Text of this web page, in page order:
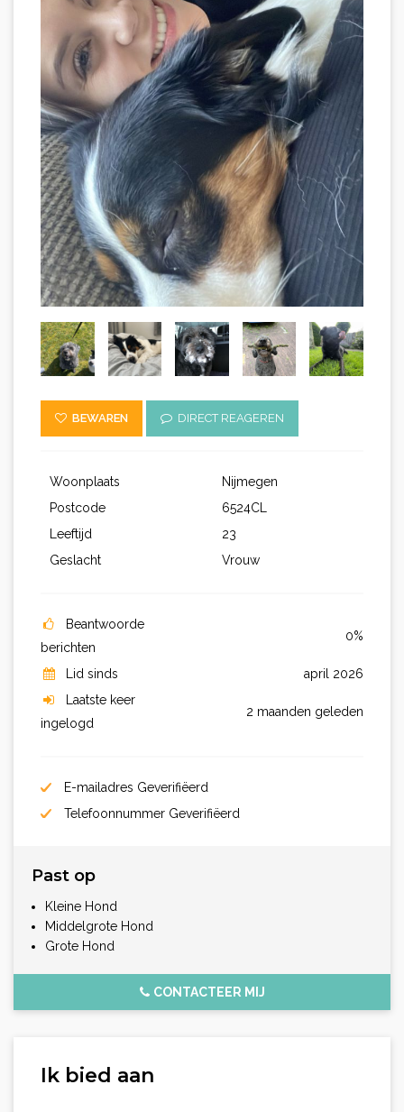
BEWAREN DIRECT REAGEREN
Woonplaats
Nijmegen
Postcode
6524CL
Leeftijd
23
Geslacht
Vrouw
Beantwoorde
berichten
0%
Lid sinds
april 2026
Laatste keer
ingelogd
2 maanden geleden
E-mailadres Geverifiëerd
Telefoonnummer Geverifiëerd
Past op
Kleine Hond
Middelgrote Hond
Grote Hond
CONTACTEER MIJ
Ik bied aan